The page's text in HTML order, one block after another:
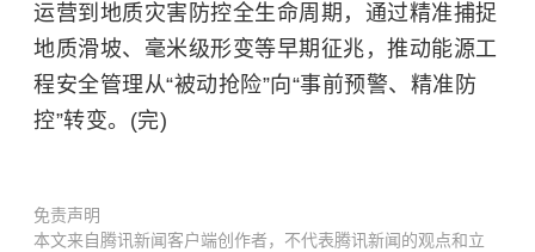
运营到地质灾害防控全生命周期，通过精准捕捉
地质滑坡、毫米级形变等早期征兆，推动能源工
程安全管理从“被动抢险”向“事前预警、精准防
控”转变。(完)
免责声明
本文来自腾讯新闻客户端创作者，不代表腾讯新闻的观点和立